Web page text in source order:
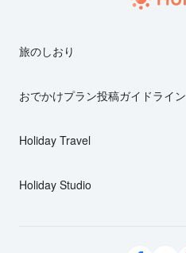
旅のしおり
おでかけプラン投稿ガイドライン
Holiday Travel
Holiday Studio